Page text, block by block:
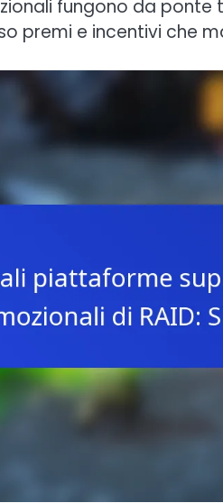
fungono da
premi e incentivi che